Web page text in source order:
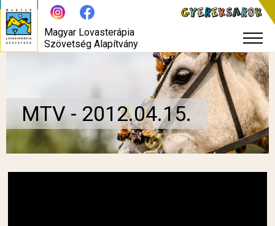
Magyar Lovasterápia
Szövetség Alapítvány
MTV - 2012.04.15.